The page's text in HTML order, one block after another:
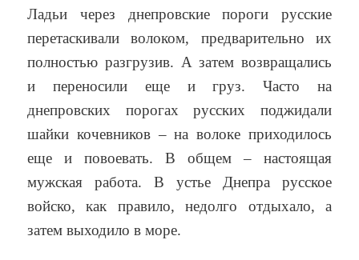
Ладьи через днепровские пороги русские
перетаскивали волоком, предварительно их
полностью разгрузив. А затем возвращались
и переносили еще и груз. Часто на
днепровских порогах русских поджидали
шайки кочевников – на волоке приходилось
еще и повоевать. В общем – настоящая
мужская работа. В устье Днепра русское
войско, как правило, недолго отдыхало, а
затем выходило в море.